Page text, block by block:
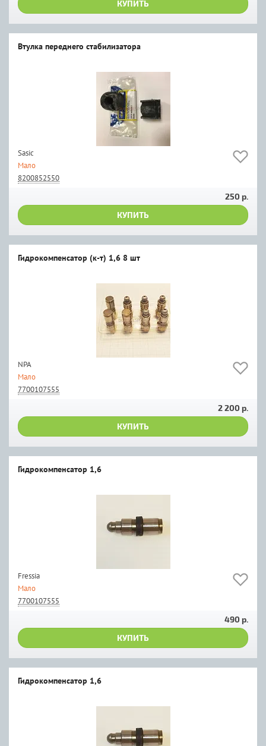
КУПИТЬ
Втулка переднего стабилизатора
Sasic
Мало
8200852550
250 р.
КУПИТЬ
Гидрокомпенсатор (к-т) 1,6 8 шт
NPA
Мало
7700107555
2 200 р.
КУПИТЬ
Гидрокомпенсатор 1,6
Fressia
Мало
7700107555
490 р.
КУПИТЬ
Гидрокомпенсатор 1,6